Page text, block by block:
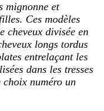
mignonne et
Ces modèles
cheveux divisée en
longs tordus
entrelaçant les
dans les tresses
choix numéro un